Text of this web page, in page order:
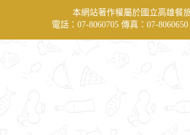
本網站著作權屬於國立高雄餐
電話：07-8060705 傳真：07-